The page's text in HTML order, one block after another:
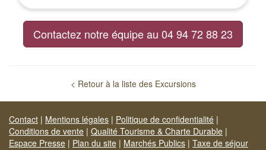
Contactez notre équipe au 04 94 72 88 23
< Retour à la liste des Excursions
Contact | Mentions légales | Politique de confidentialité |
Conditions de vente | Qualité Tourisme & Charte Durable |
Espace Presse | Plan du site | Marchés Publics | Taxe de séjour